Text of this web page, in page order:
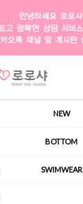
NEW
BOTTOM
SWIMWEAR